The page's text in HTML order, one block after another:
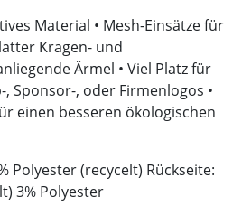
Material • Mesh-Einsätze für
Kragen- und
Ärmel • Viel Platz für
Sponsor-, oder Firmenlogos •
einen besseren ökologischen
Polyester (recycelt) Rückseite:
3% Polyester